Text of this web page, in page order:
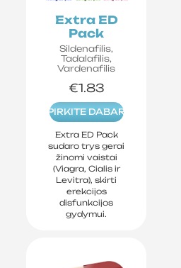
Extra ED
Pack
Sildenafilis,
Tadalafilis,
Vardenafilis
€1.83
PIRKITE DABAR
Extra ED Pack
sudaro trys gerai
žinomi vaistai
(Viagra, Cialis ir
Levitra), skirti
erekcijos
disfunkcijos
gydymui.